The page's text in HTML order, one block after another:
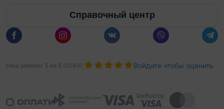
Справочный центр
Наш рейтинг 5 из 5 1040): Войдите чтобы оценить